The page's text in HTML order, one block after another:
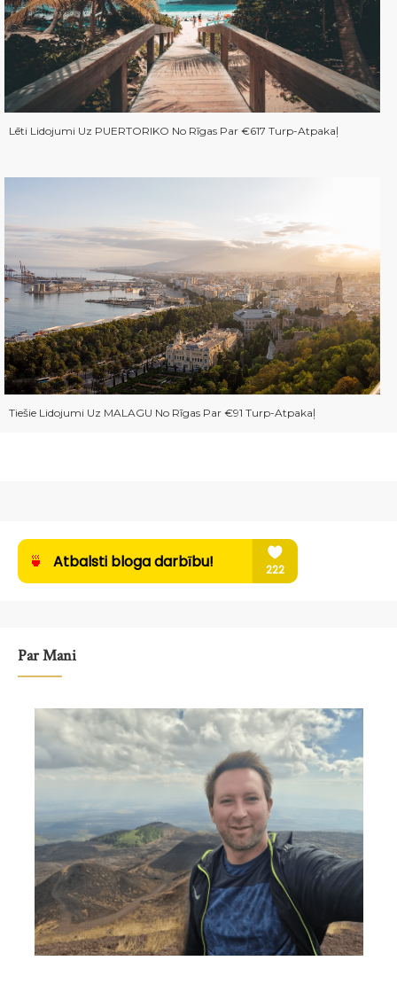
Lēti Lidojumi Uz PUERTORIKO No Rīgas Par €617 Turp-Atpakaļ
Tiešie Lidojumi Uz MALAGU No Rīgas Par €91 Turp-Atpakaļ
Par Mani